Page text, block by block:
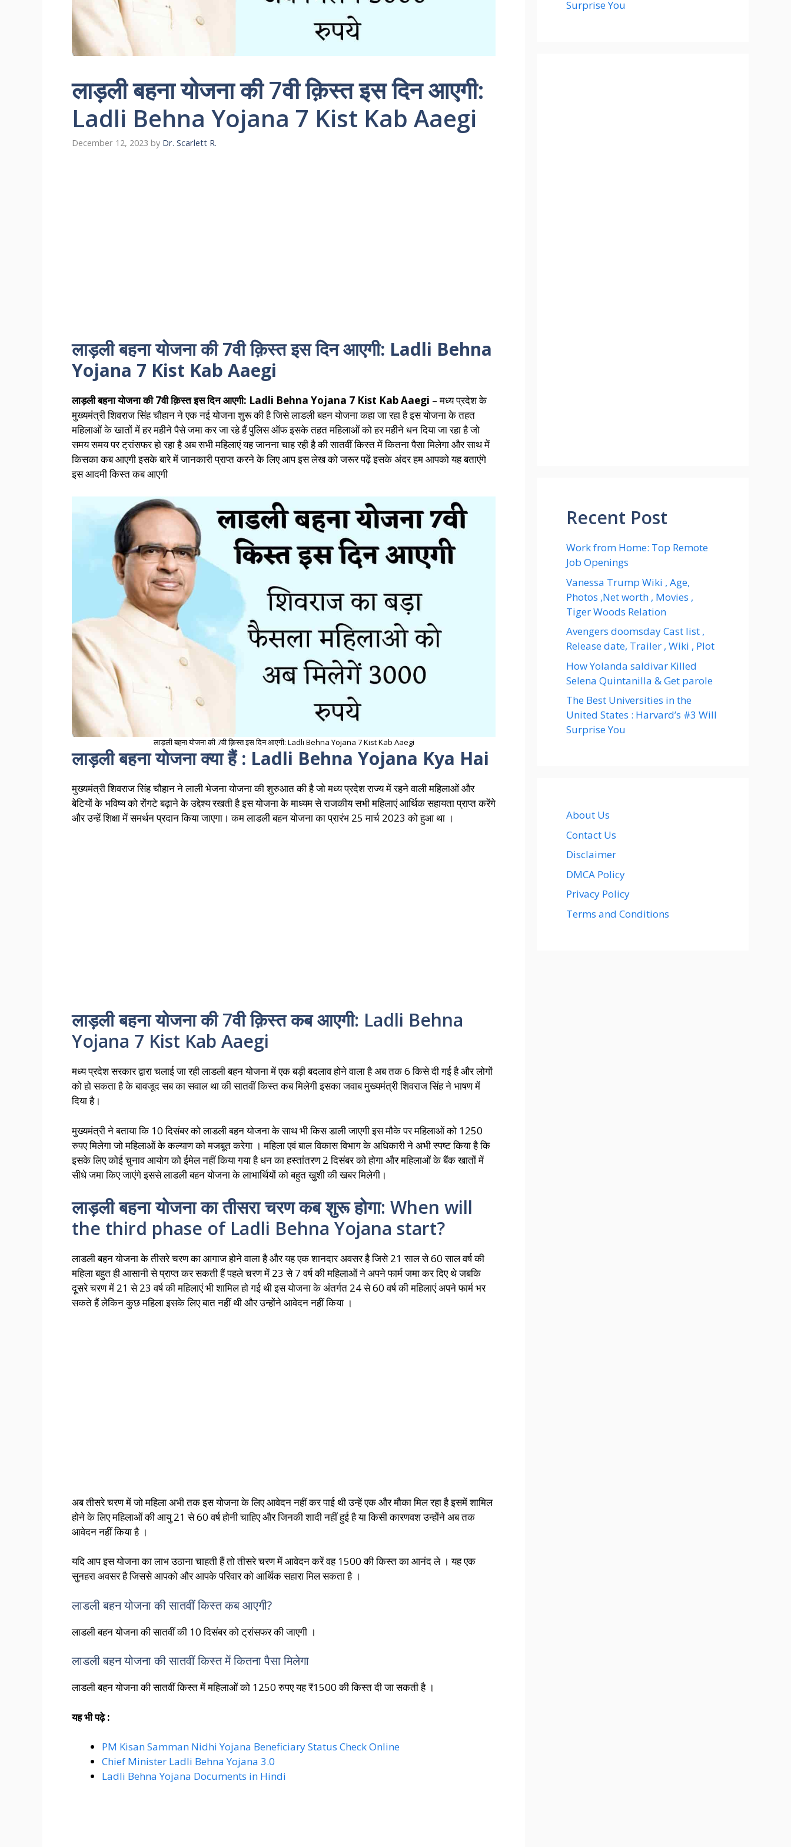
लाड़ली बहना योजना की 7वी क़िस्त इस दिन आएगी:
Ladli Behna Yojana 7 Kist Kab Aaegi
December 12, 2023 by Dr. Scarlett R.
लाड़ली बहना योजना की 7वी क़िस्त इस दिन आएगी: Ladli Behna
Yojana 7 Kist Kab Aaegi
लाड़ली बहना योजना की 7वी क़िस्त इस दिन आएगी: Ladli Behna Yojana 7 Kist Kab Aaegi – मध्य प्रदेश के
मुख्यमंत्री शिवराज सिंह चौहान ने एक नई योजना शुरू की है जिसे लाडली बहन योजना कहा जा रहा है इस योजना के तहत
महिलाओं के खातों में हर महीने पैसे जमा कर जा रहे हैं पुलिस ऑफ इसके तहत महिलाओं को हर महीने धन दिया जा रहा है जो
समय समय पर ट्रांसफर हो रहा है अब सभी महिलाएं यह जानना चाह रही है की सातवीं किस्त में कितना पैसा मिलेगा और साथ में
किसका कब आएगी इसके बारे में जानकारी प्राप्त करने के लिए आप इस लेख को जरूर पढ़ें इसके अंदर हम आपको यह बताएंगे
इस आदमी किस्त कब आएगी
लाड़ली बहना योजना की 7वी क़िस्त इस दिन आएगी: Ladli Behna Yojana 7 Kist Kab Aaegi
लाड़ली बहना योजना क्या हैं : Ladli Behna Yojana Kya Hai
मुख्यमंत्री शिवराज सिंह चौहान ने लाली भेजना योजना की शुरुआत की है जो मध्य प्रदेश राज्य में रहने वाली महिलाओं और
बेटियों के भविष्य को रोंगटे बढ़ाने के उद्देश्य रखती है इस योजना के माध्यम से राजकीय सभी महिलाएं आर्थिक सहायता प्राप्त करेंगे
और उन्हें शिक्षा में समर्थन प्रदान किया जाएगा। कम लाडली बहन योजना का प्रारंभ 25 मार्च 2023 को हुआ था ।
लाड़ली बहना योजना की 7वी क़िस्त कब आएगी: Ladli Behna
Yojana 7 Kist Kab Aaegi
मध्य प्रदेश सरकार द्वारा चलाई जा रही लाडली बहन योजना में एक बड़ी बदलाव होने वाला है अब तक 6 किसे दी गई है और लोगों
को हो सकता है के बावजूद सब का सवाल था की सातवीं किस्त कब मिलेगी इसका जवाब मुख्यमंत्री शिवराज सिंह ने भाषण में
दिया है।
मुख्यमंत्री ने बताया कि 10 दिसंबर को लाडली बहन योजना के साथ भी किस डाली जाएगी इस मौके पर महिलाओं को 1250
रुपए मिलेगा जो महिलाओं के कल्याण को मजबूत करेगा । महिला एवं बाल विकास विभाग के अधिकारी ने अभी स्पष्ट किया है कि
इसके लिए कोई चुनाव आयोग को ईमेल नहीं किया गया है धन का हस्तांतरण 2 दिसंबर को होगा और महिलाओं के बैंक खातों में
सीधे जमा किए जाएंगे इससे लाडली बहन योजना के लाभार्थियों को बहुत खुशी की खबर मिलेगी।
लाड़ली बहना योजना का तीसरा चरण कब शुरू होगा: When will
the third phase of Ladli Behna Yojana start?
लाडली बहन योजना के तीसरे चरण का आगाज होने वाला है और यह एक शानदार अवसर है जिसे 21 साल से 60 साल वर्ष की
महिला बहुत ही आसानी से प्राप्त कर सकती हैं पहले चरण में 23 से 7 वर्ष की महिलाओं ने अपने फार्म जमा कर दिए थे जबकि
दूसरे चरण में 21 से 23 वर्ष की महिलाएं भी शामिल हो गई थी इस योजना के अंतर्गत 24 से 60 वर्ष की महिलाएं अपने फार्म भर
सकते हैं लेकिन कुछ महिला इसके लिए बात नहीं थी और उन्होंने आवेदन नहीं किया ।
अब तीसरे चरण में जो महिला अभी तक इस योजना के लिए आवेदन नहीं कर पाई थी उन्हें एक और मौका मिल रहा है इसमें शामिल
होने के लिए महिलाओं की आयु 21 से 60 वर्ष होनी चाहिए और जिनकी शादी नहीं हुई है या किसी कारणवश उन्होंने अब तक
आवेदन नहीं किया है ।
यदि आप इस योजना का लाभ उठाना चाहती हैं तो तीसरे चरण में आवेदन करें वह 1500 की किस्त का आनंद ले । यह एक
सुनहरा अवसर है जिससे आपको और आपके परिवार को आर्थिक सहारा मिल सकता है ।
लाडली बहन योजना की सातवीं किस्त कब आएगी?
लाडली बहन योजना की सातवीं की 10 दिसंबर को ट्रांसफर की जाएगी ।
लाडली बहन योजना की सातवीं किस्त में कितना पैसा मिलेगा
लाडली बहन योजना की सातवीं किस्त में महिलाओं को 1250 रुपए यह ₹1500 की किस्त दी जा सकती है ।
यह भी पढ़े :
PM Kisan Samman Nidhi Yojana Beneficiary Status Check Online
Chief Minister Ladli Behna Yojana 3.0
Ladli Behna Yojana Documents in Hindi
Surprise You
Recent Post
Work from Home: Top Remote
Job Openings
Vanessa Trump Wiki , Age,
Photos ,Net worth , Movies ,
Tiger Woods Relation
Avengers doomsday Cast list ,
Release date, Trailer , Wiki , Plot
How Yolanda saldivar Killed
Selena Quintanilla & Get parole
The Best Universities in the
United States : Harvard’s #3 Will
Surprise You
About Us
Contact Us
Disclaimer
DMCA Policy
Privacy Policy
Terms and Conditions